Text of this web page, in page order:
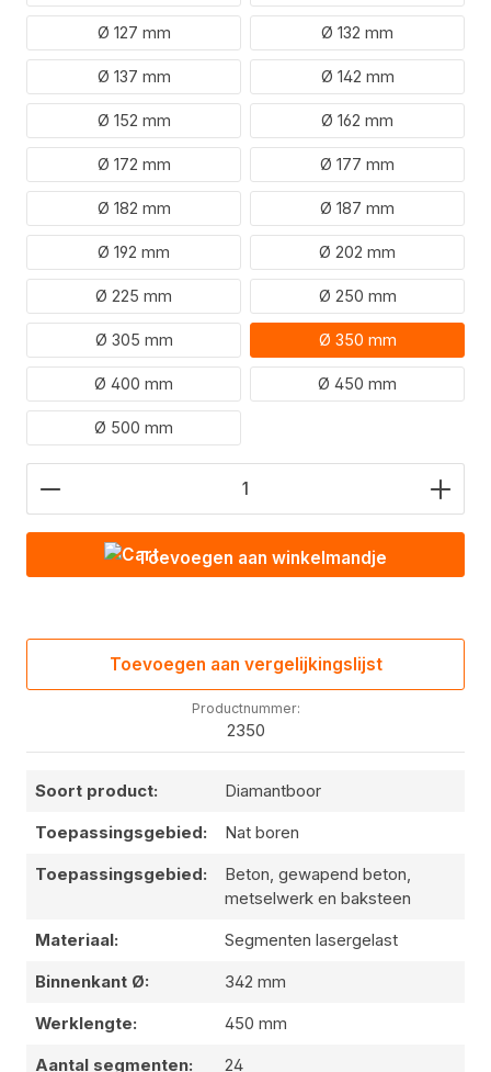
Ø 127 mm Ø 132 mm
Ø 137 mm Ø 142 mm
Ø 152 mm Ø 162 mm
Ø 172 mm Ø 177 mm
Ø 182 mm Ø 187 mm
Ø 192 mm Ø 202 mm
Ø 225 mm Ø 250 mm
Ø 305 mm Ø 350 mm
Ø 400 mm Ø 450 mm
Ø 500 mm
Hoeveelheid product: Voer de gewenste
Toevoegen aan winkelmandje
Toevoegen aan vergelijkingslijst
Productnummer:
2350
Soort product: Diamantboor
Toepassingsgebied: Nat boren
Toepassingsgebied:
Beton, gewapend beton,
metselwerk en baksteen
Materiaal: Segmenten lasergelast
Binnenkant Ø: 342 mm
Werklengte: 450 mm
Aantal segmenten: 24